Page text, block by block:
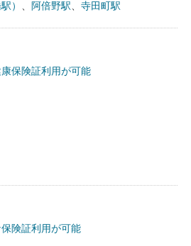
） 、 阿倍野駅、 寺田町駅
保険証利用が可能
険証利用が可能